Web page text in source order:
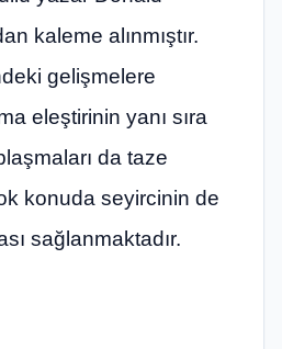
kaleme alınmıştır.
gelişmelere
eleştirinin yanı sıra
da taze
konuda seyircinin de
sağlanmaktadır.